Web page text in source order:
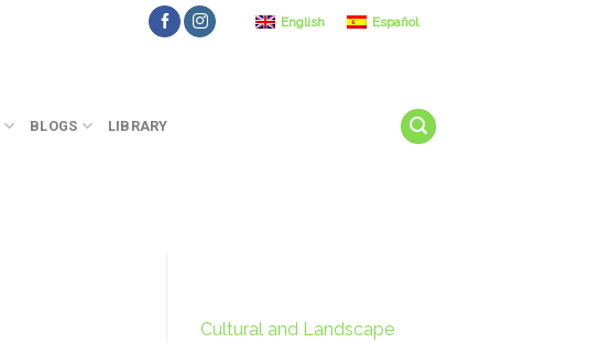
English Español
BLOGS LIBRARY
Cultural and Landscape